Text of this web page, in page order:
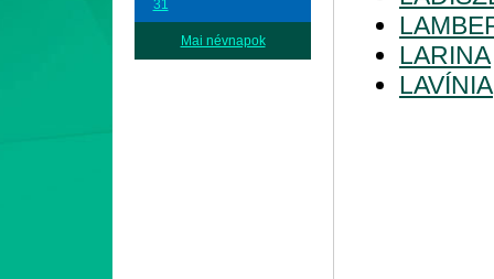
31
Mai névnapok
LARINA
LAVÍNIA